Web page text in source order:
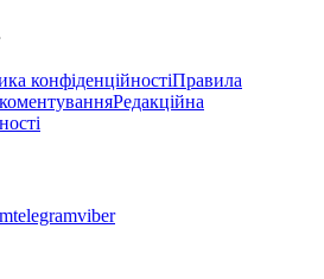
конфіденційностіПравила
Редакційна
telegramviber